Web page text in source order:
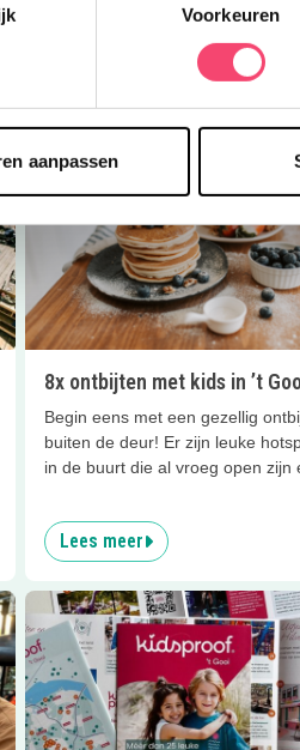
Voorkeuren
aanpassen
8x ontbijten met kids in ’t
Begin eens met een gezellig
buiten de deur! Er zijn leuke
in de buurt die al vroeg open zijn
traktatie voor je kind, maar ook
voor jezelf!
Lees meer